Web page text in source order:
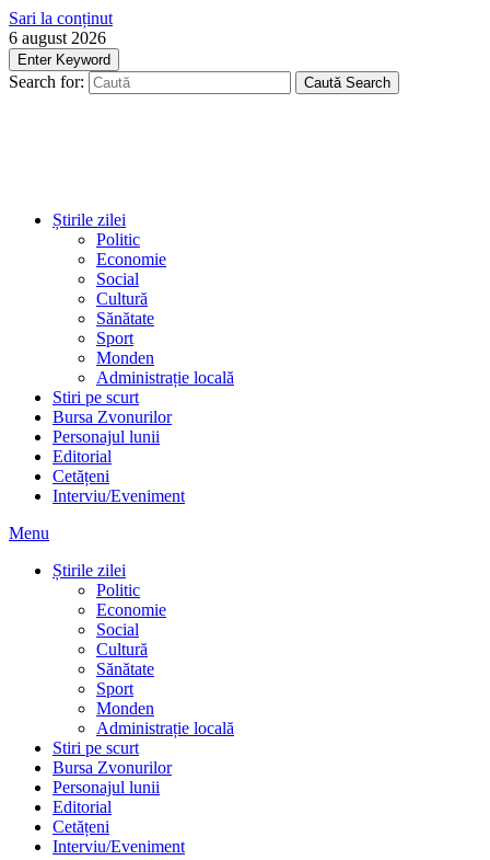
Sari la conținut
6 august 2026
Enter Keyword
Search for: Caută Search
Știrile zilei
Politic
Economie
Social
Cultură
Sănătate
Sport
Monden
Administrație locală
Stiri pe scurt
Bursa Zvonurilor
Personajul lunii
Editorial
Cetățeni
Interviu/Eveniment
Menu
Știrile zilei
Politic
Economie
Social
Cultură
Sănătate
Sport
Monden
Administrație locală
Stiri pe scurt
Bursa Zvonurilor
Personajul lunii
Editorial
Cetățeni
Interviu/Eveniment